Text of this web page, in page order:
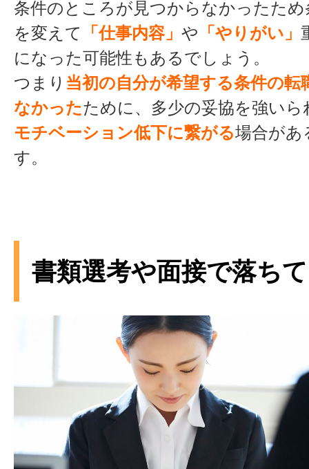
条件のところが見つからなかったため
を変えて
「仕事内容」 や 「やりがい」
になった可能性もあるでしょう。
つまり 当初の自分が希望する条件の転
なかったために、多少の妥協を強い
モチベーション低下に繋がる場合があ
す。
書類選考や面接で落ち